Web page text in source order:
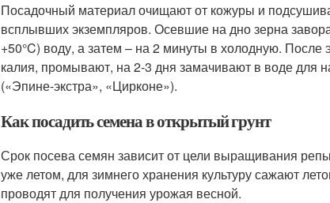
Посадочный материал очищают от кожуры и
всплывших экземпляров. Осевшие на дно зерна
+50°C) воду, а затем – на 2 минуты в холодную. После
калия, промывают, на 2-3 дня замачивают в воде для
(«Эпине-экстра», «Цирконе»).
Как посадить семена в открытый грунт
Срок посева семян зависит от цели выращивания
уже летом, для зимнего хранения культуру сажают
проводят для получения урожая весной.